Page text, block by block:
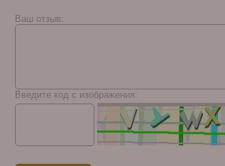
Ваш отзыв:
Введите код с изображения: